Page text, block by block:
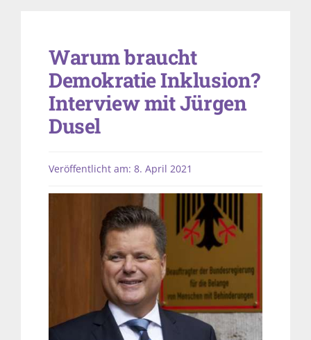
Förderung
Warum braucht
Demokratie Inklusion?
Interview mit Jürgen
Dusel
Veröffentlicht am: 8. April 2021